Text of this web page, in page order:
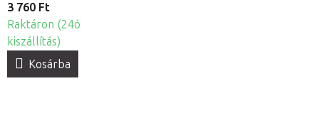
3 760 Ft
Raktáron (24ó
kiszállítás)
Kosárba